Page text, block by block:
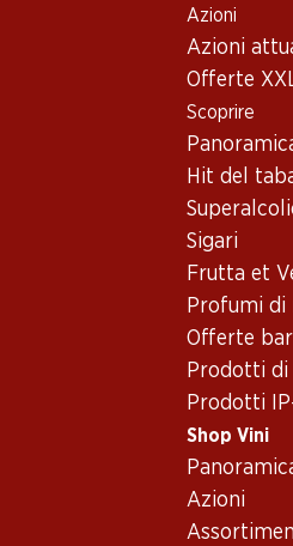
Azioni
Azioni
Offerte
Scoprire
Hit del
Sigari
Frutta et
Profumi di
Offerte
Prodotti di
Prodotti
Shop Vini
Azioni
Vino/
Bordeaux
Château Cantemerle Haut-
Château
Medoc AOC 2007
Francia,Bordeaux